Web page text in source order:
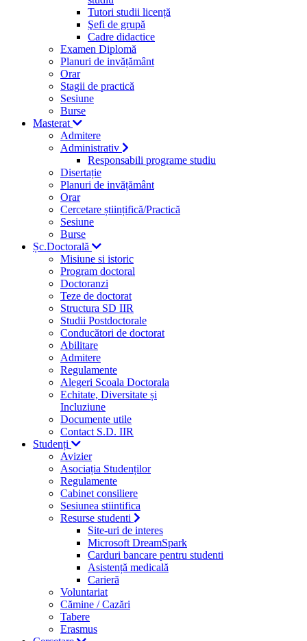
Tutori studii licență
Şefi de grupă
Cadre didactice
Examen Diplomă
Planuri de invățământ
Orar
Stagii de practică
Sesiune
Burse
Masterat
Admitere
Administrativ
Responsabili programe studiu
Disertație
Planuri de invățământ
Orar
Cercetare științifică/Practică
Sesiune
Burse
Șc.Doctorală
Misiune si istoric
Program doctoral
Doctoranzi
Teze de doctorat
Structura SD IIR
Studii Postdoctorale
Conducători de doctorat
Abilitare
Admitere
Regulamente
Alegeri Scoala Doctorala
Echitate, Diversitate și
Incluziune
Documente utile
Contact S.D. IIR
Studenți
Avizier
Asociația Studenților
Regulamente
Cabinet consiliere
Sesiunea stiintifica
Resurse studenti
Site-uri de interes
Microsoft DreamSpark
Carduri bancare pentru studenti
Asistență medicală
Carieră
Voluntariat
Cămine / Cazări
Tabere
Erasmus